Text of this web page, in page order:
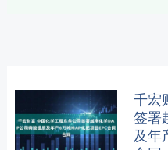
千宏
签署
及年